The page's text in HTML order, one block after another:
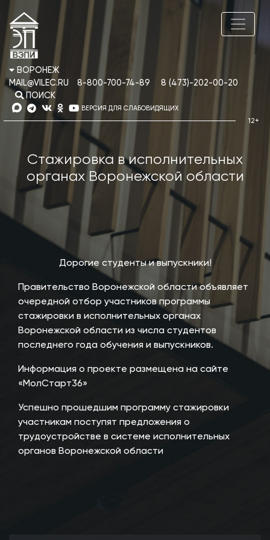
ВОРОНЕЖ
MAIL@VILEC.RU
8-800-700-74-89
8 (473)-202-00-20
ПОИСК
ВЕРСИЯ ДЛЯ СЛАБОВИДЯЩИХ
Стажировка в исполнительных
органах Воронежской области
Дорогие студенты и выпускники!
Правительство Воронежской области объявляет
очередной отбор участников программы
стажировки в исполнительных органах
Воронежской области из числа студентов
последнего года обучения и выпускников.
Информация о проекте размещена на сайте
«МолСтарт36»
Успешно прошедшим программу стажировки
участникам поступят предложения о
трудоустройстве в системе исполнительных
органов Воронежской области